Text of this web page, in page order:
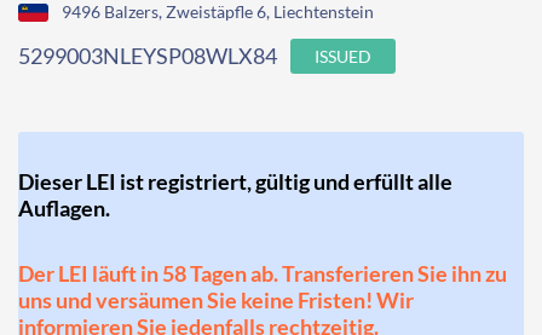
9496 Balzers, Zweistäpfle 6, Liechtenstein
5299003NLEYSP08WLX84 ISSUED
Dieser LEI ist registriert, gültig und erfüllt alle
Auflagen.
Der LEI läuft in 58 Tagen ab. Transferieren Sie ihn zu
uns und versäumen Sie keine Fristen! Wir
informieren Sie jedenfalls rechtzeitig.